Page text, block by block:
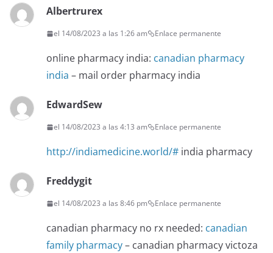
Albertrurex
el 14/08/2023 a las 1:26 am Enlace permanente
online pharmacy india: canadian pharmacy
india – mail order pharmacy india
EdwardSew
el 14/08/2023 a las 4:13 am Enlace permanente
http://indiamedicine.world/# india pharmacy
Freddygit
el 14/08/2023 a las 8:46 pm Enlace permanente
canadian pharmacy no rx needed: canadian
family pharmacy– canadian pharmacy victoza